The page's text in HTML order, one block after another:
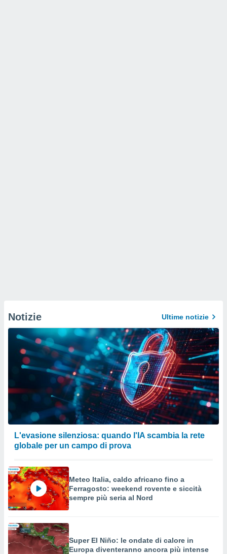
Notizie Ultime notizie
L'evasione silenziosa: quando l'IA scambia la rete
globale per un campo di prova
Meteo Italia, caldo africano fino a
Ferragosto: weekend rovente e siccità
sempre più seria al Nord
Super El Niño: le ondate di calore in
Europa diventeranno ancora più intense